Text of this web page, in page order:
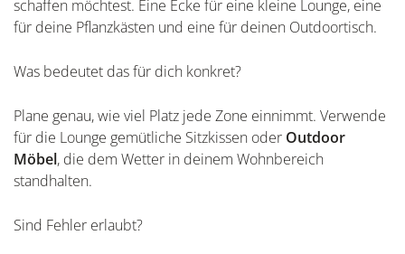
schaffen möchtest. Eine Ecke für eine kleine Lounge, eine
für deine Pflanzkästen und eine für deinen Outdoortisch.
Was bedeutet das für dich konkret?
Plane genau, wie viel Platz jede Zone einnimmt. Verwende
für die Lounge gemütliche Sitzkissen oder Outdoor
Möbel, die dem Wetter in deinem Wohnbereich
standhalten.
Sind Fehler erlaubt?